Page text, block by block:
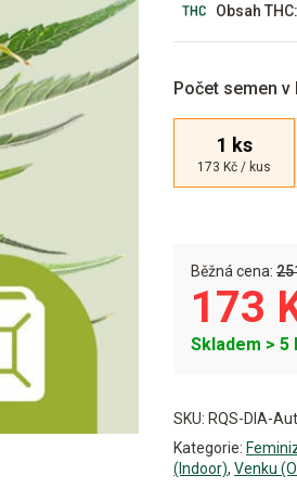
Obsah THC:
Počet semen v
1 ks
173 Kč / kus
Běžná cena:
173
Skladem > 5
SKU: RQS-DIA-
Kategorie:
(Indoor), Venku